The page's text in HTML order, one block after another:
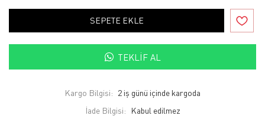
SEPETE EKLE
TEKLIF AL
Kargo Bilgisi: 2 iş günü içinde kargoda
İade Bilgisi: